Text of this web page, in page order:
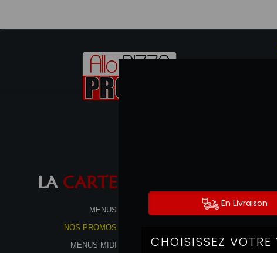
LA CARTE
MENUS
NOS PROMOS
MENUS MIDI